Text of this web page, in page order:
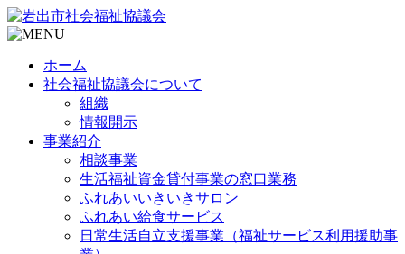
ホーム
社会福祉協議会について
組織
情報開示
事業紹介
相談事業
生活福祉資金貸付事業の窓口業務
ふれあいいきいきサロン
ふれあい給食サービス
日常生活自立支援事業（福祉サービス利用援助事